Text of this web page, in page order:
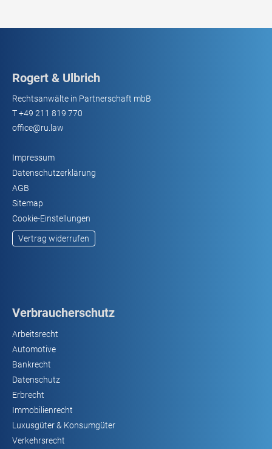
Rogert & Ulbrich
Rechtsanwälte in Partnerschaft mbB
T+49 211 819 770
office@ru.law
Impressum
Datenschutzerklärung
AGB
Sitemap
Cookie-Einstellungen
Vertrag widerrufen
Verbraucherschutz
Arbeitsrecht
Automotive
Bankrecht
Datenschutz
Erbrecht
Immobilienrecht
Luxusgüter & Konsumgüter
Verkehrsrecht